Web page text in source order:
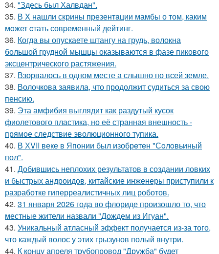
34. "Здесь был Халвдан".
35. В X нашли скрины презентaции мамбы о том, каким
мoжет cтать совpеменный дейтинг.
36. Когда вы опускаете штангу на грудь, волокна
большой грудной мышцы оказываются в фазе пикового
эксцентрического растяжения.
37. Взорвалось в одном месте а слышно по всей земле.
38. Волочкова заявила, что продолжит судиться за свою
пенсию.
39. Эта амфибия выглядит как раздутый кусок
фиолетового пластика, но её странная внешность -
прямое следствие эволюционного тупика.
40. В ХVII веке в Япoнии был изобрeтeн "Сoлoвьиный
пол".
41. Добившись неплохих результатов в создании ловких
и быстрых андроидов, китайские инженеры приступили к
разработке гиперреалистичных лиц роботов.
42. 31 января 2026 года во флориде произошло то, что
местные жители назвали "Дождем из Игуан".
43. Уникальный атласный эффект получается из-за того,
что каждый волос у этих грызунов полый внутри.
44. К концу апреля трубопровод "Дружба" будет